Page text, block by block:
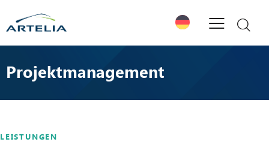
Projektmanagement
LEISTUNGEN